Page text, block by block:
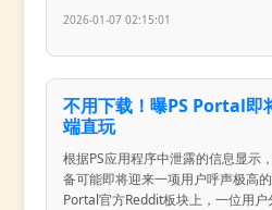
2026-01-07 02:15:01
不用下载！曝PS Portal即
端直玩
根据PS应用程序中泄露的信息显示
备可能即将迎来一项用户呼声极高
Portal官方Reddit板块上，一位用户